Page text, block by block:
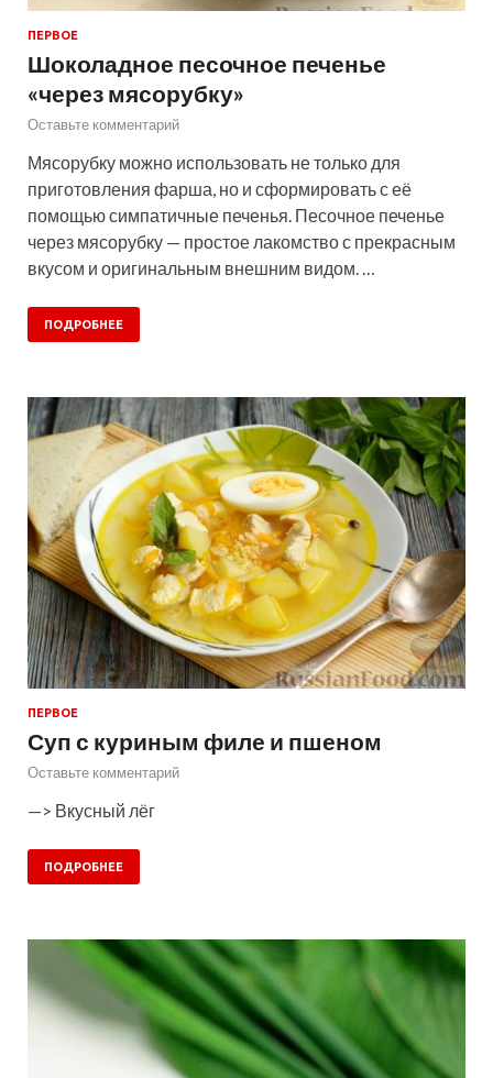
ПЕРВОЕ
Шоколадное песочное печенье
«через мясорубку»
Оставьте комментарий
Мясорубку можно использовать не только для
приготовления фарша, но и сформировать с её
помощью симпатичные печенья. Песочное печенье
через мясорубку — простое лакомство с прекрасным
вкусом и оригинальным внешним видом. …
ПОДРОБНЕЕ
ПЕРВОЕ
Суп с куриным филе и пшеном
Оставьте комментарий
—> Вкусный лёг
ПОДРОБНЕЕ